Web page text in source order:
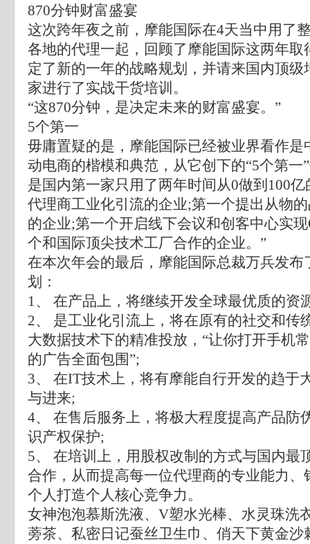
870分钟财富盛宴
这次跨年夜之前，摩能国际在4天当中用了
各地的代理一起，回顾了摩能国际这两年取
定了新的一年的战略规划，并请来国内顶级
家进行了实战干货培训。
“这870分钟，是决定未来的财富盛宴。”
5个第一
毋庸置疑的是，摩能国际已经被业界看作是
动电商的楷模和典范，从它创下的“5个第一
是国内第一家只用了两年时间从0做到100
代理商工业化引流的企业;第一个提出从物
的企业;第一个开启线下会议和创客中心实
个和国际顶尖技术工厂合作的企业。”
在本次年会的最后，摩能国际总裁万兵发布
划：
1、 在产品上，将继续开发全球最优质的资
2、 是工业化引流上，将在原有的社交和传
大数据技术下的精准投放，“让你打开手机
的广告全面包围”;
3、 在IT技术上，将有摩能自行开发的趋于
与进来;
4、 在售后服务上，将极大程度提高产品防
识产权保护;
5、 在培训上，用股权改制的方式与国内最
合作，从而提高每一位代理商的专业能力、
个人打造个人核心竞争力。
女神泡泡慕斯洗液、V塑水光棒、水灵珠洗
蒡茶、私密日记蚕丝卫生巾、俏天下黄金沙